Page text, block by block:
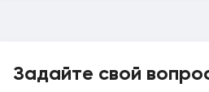
Задайте свой